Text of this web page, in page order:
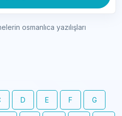
osmanlıca yazılışları
D E F G